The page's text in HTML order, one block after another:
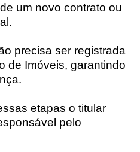
um novo contrato ou
precisa ser registrada
de Imóveis, garantindo
etapas o titular
pelo